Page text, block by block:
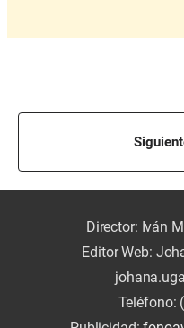
Director: Iván
Editor Web:
Teléfono: